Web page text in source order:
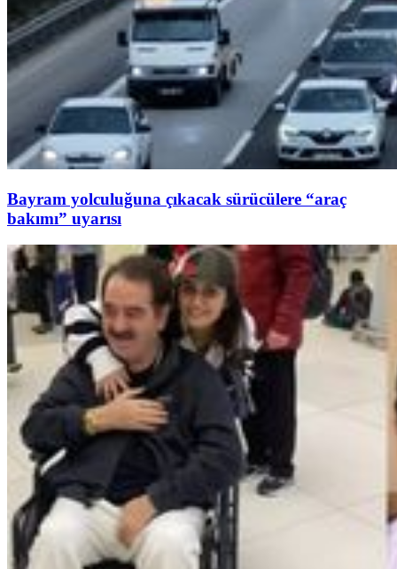
Bayram yolculuğuna çıkacak sürücülere “araç
bakımı” uyarısı